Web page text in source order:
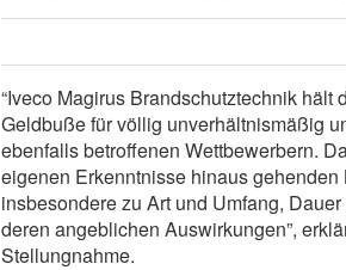
“Iveco Magirus Brandschutztechnik
Geldbuße für völlig unverhältnismäßig
ebenfalls betroffenen Wettbewerbern.
eigenen Erkenntnisse hinaus
insbesondere zu Art und Umfang,
deren angeblichen Auswirkungen”,
Stellungnahme.